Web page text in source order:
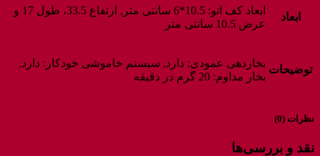
ابعاد
ابعاد کف اتو: 10.5*6 سانتی متر, ارتفاع 33.5، طول 17 و
عرض 10.5 سانتی متر
توضیحات
بخاردهی عمودی: دارد, سیستم خاموشی خودکار: دارد,
بخار مداوم: 20 گرم در دقیقه
نظرات (0)
نقد و بررسی‌ها